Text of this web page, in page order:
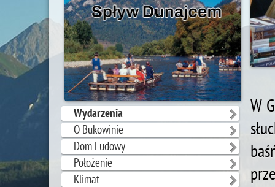
Wydarzenia
O Bukowinie
Dom Ludowy
Położenie
Klimat
W